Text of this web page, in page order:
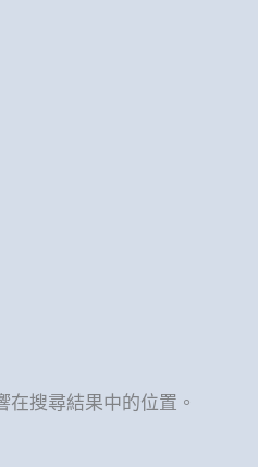
搜尋結果中的位置。